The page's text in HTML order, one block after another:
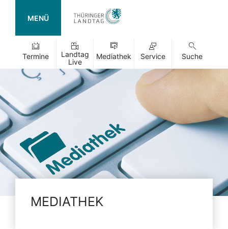
MENÜ
Termine
Landtag
Live
Mediathek Service Suche
MEDIATHEK